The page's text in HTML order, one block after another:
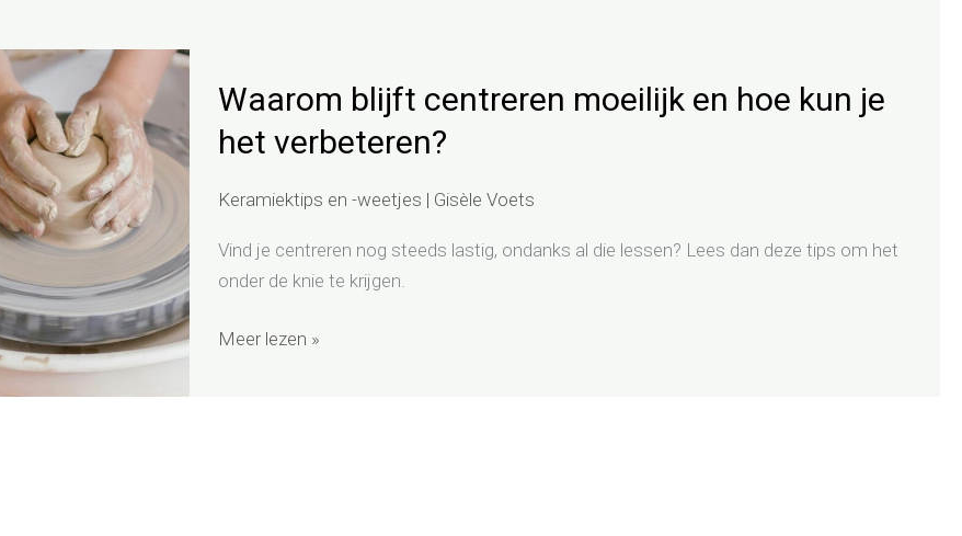
Waarom blijft centreren moeilijk en hoe kun je
het verbeteren?
Keramiektips en -weetjes | Gisèle Voets
Vind je centreren nog steeds lastig, ondanks al die lessen? Lees dan deze tips om het
onder de knie te krijgen.
blijft
centreren
moeilijk
kun
je
verbeteren?
Meer lezen »